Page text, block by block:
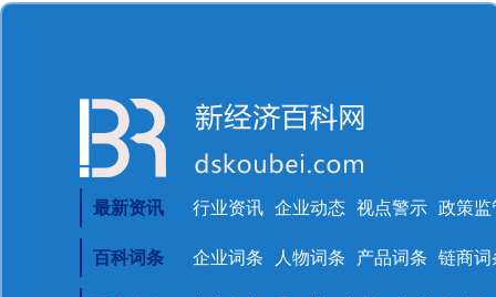
最新资讯 行业资讯 企业动态 视点警示 政策监
百科词条 企业词条 人物词条 产品词条 链商词